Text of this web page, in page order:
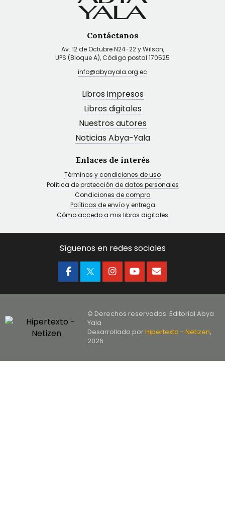
Contáctanos
Av. 12 de Octubre N24-22 y Wilson,
UPS (Bloque A), Código postal 170525
info@abyayala.org.ec
Libros impresos
Libros digitales
Nuestros autores
Noticias Abya-Yala
Enlaces de interés
Términos y condiciones de uso
Política de protección de datos personales
Condiciones de compra
Políticas de envío y entrega
Cómo accedo a mis libros digitales
Síguenos en redes sociales
© Derechos reservados. Editorial Abya
Yala
Desarrollado porHipertexto - Netizen,
2026